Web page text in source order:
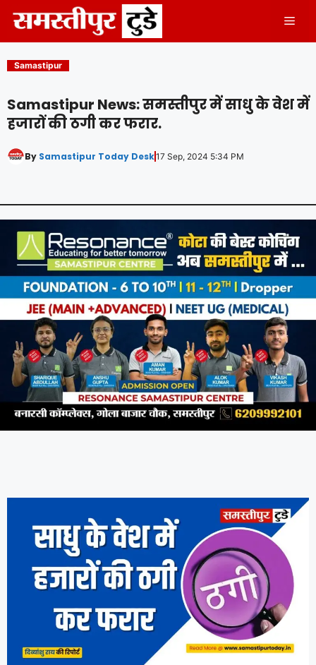
content
Samastipur
Samastipur News: समस्तीपुर में साधु के वेश में
हजारों की ठगी कर फरार.
By Samastipur Today Desk17 Sep, 2024 5:34 PM